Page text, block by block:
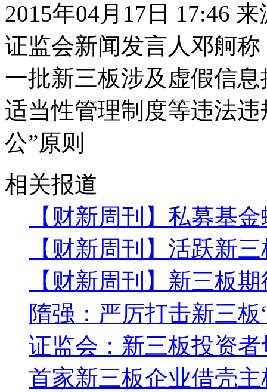
2015年04月17日 17:46
证监会新闻发言人邓舸
一批新三板涉及虚假信
适当性管理制度等违法
公”原则
相关报道
【财新周刊】私募基
【财新周刊】活跃新
【财新周刊】新三板
隋强：严厉打击新三板
证监会：新三板投资
首家新三板企业借壳